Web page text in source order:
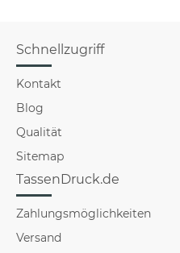
Schnellzugriff
Kontakt
Blog
Qualität
Sitemap
TassenDruck.de
Zahlungsmöglichkeiten
Versand